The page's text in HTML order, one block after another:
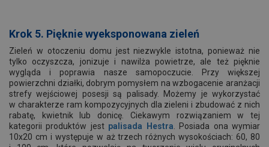
Krok 5. Pięknie wyeksponowana zieleń
Zieleń w otoczeniu domu jest niezwykle istotna, ponieważ nie
tylko oczyszcza, jonizuje i nawilża powietrze, ale też pięknie
wygląda i poprawia nasze samopoczucie. Przy większej
powierzchni działki, dobrym pomysłem na wzbogacenie aranżacji
strefy wejściowej posesji są palisady. Możemy je wykorzystać
w charakterze ram kompozycyjnych dla zieleni i zbudować z nich
rabatę, kwietnik lub donicę. Ciekawym rozwiązaniem w tej
kategorii produktów jest palisada Hestra . Posiada ona wymiar
10x20 cm i występuje w aż trzech różnych wysokościach: 60, 80